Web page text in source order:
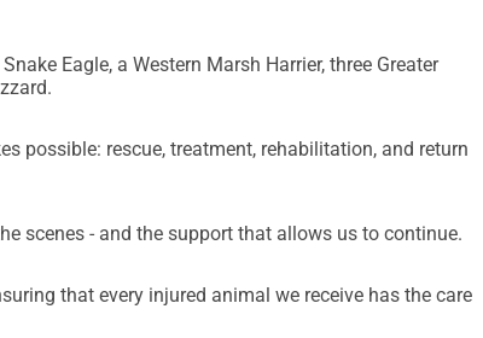
το έτος
πουλιού
Eagle, a Western Marsh Harrier, three Greater
possible: rescue, treatment, rehabilitation, and return
scenes - and the support that allows us to continue.
that every injured animal we receive has the care